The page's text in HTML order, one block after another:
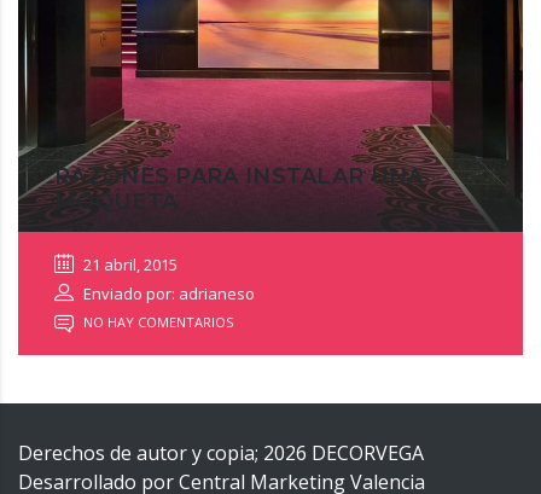
RAZONES PARA INSTALAR UNA
MOQUETA
21 abril, 2015
Enviado por: adrianeso
NO HAY COMENTARIOS
Derechos de autor y copia; 2026 DECORVEGA
Desarrollado porCentral Marketing Valencia